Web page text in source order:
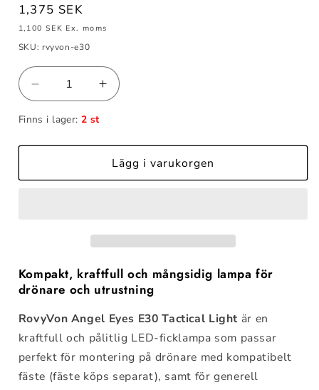
Ordinarie
pris
1,375 SEK
1,100 SEK Ex. moms
SKU: rvyvon-e30
Minska
kvantitet
för
E30
Öka
kvantitet
Eyes
E30
Finns i lager:2 st
Lägg i varukorgen
Kompakt, kraftfull och mångsidig lampa för
drönare och utrustning
RovyVon Angel Eyes E30 Tactical Light är en
kraftfull och pålitlig LED-ficklampa som passar
perfekt för montering på drönare med kompatibelt
fäste (fäste köps separat), samt för generell